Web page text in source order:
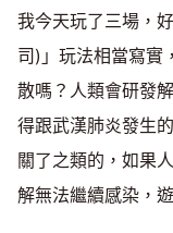
我今天玩了三場，
司)」玩法相當寫實
散嗎？人類會研發
得跟武漢肺炎發生
關了之類的，如果
解無法繼續感染，